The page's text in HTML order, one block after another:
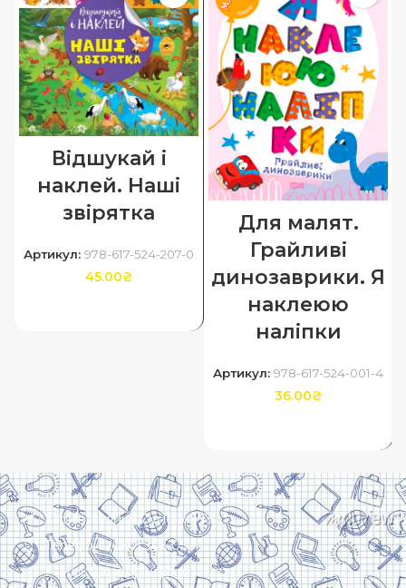
Відшукай і
наклей. Наші
звірятка
Артикул: 978-617-524-207-0
45.00₴
Для малят.
Грайливі
динозаврики. Я
наклеюю
наліпки
Артикул: 978-617-524-001-4
36.00₴
Харків, вулиця Сумська, 13
Телефон: (050) 305-05-41
E-Mail: torsingplus@gmail.com